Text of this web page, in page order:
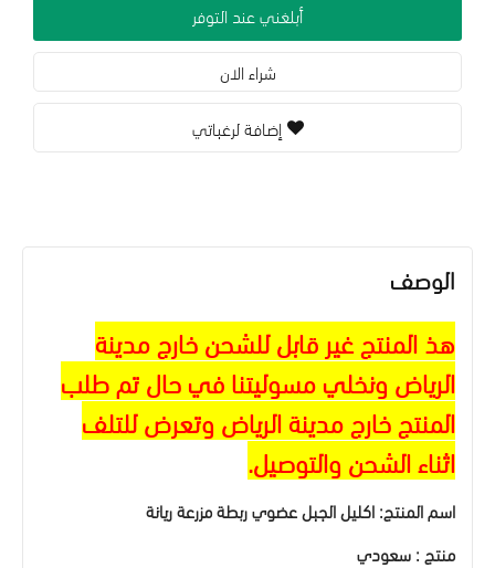
أبلغني عند التوفر
شراء الان
إضافة لرغباتي
الوصف
هذ المنتج غير قابل للشحن خارج مدينة
الرياض ونخلي مسوليتنا في حال تم طلب
المنتج خارج مدينة الرياض وتعرض للتلف
اثناء الشحن والتوصيل.
اسم المنتج: اكليل الجبل عضوي ربطة مزرعة ريانة
منتج : سعودي